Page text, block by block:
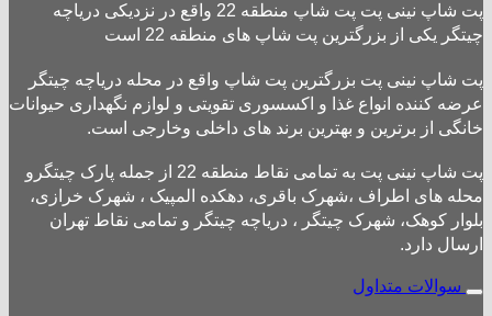
پت شاپ نینی پت پت شاپ منطقه 22 واقع در نزدیکی دریاچه
چیتگر یکی از بزرگترین پت شاپ های منطقه 22 است
پت شاپ نینی پت بزرگترین پت شاپ واقع در محله دریاچه چیتگر
عرضه کننده انواع غذا و اکسسوری تقویتی و لوازم نگهداری حیوانات
خانگی از برترین و بهترین برند های داخلی وخارجی است.
پت شاپ نینی پت به تمامی نقاط منطقه 22 از جمله پارک چیتگرو
محله های اطراف ،شهرک باقری، دهکده المپیک ، شهرک خرازی،
بلوار کوهک، شهرک چیتگر ، دریاچه چیتگر و تمامی نقاط تهران
ارسال دارد.
سوالات متداول